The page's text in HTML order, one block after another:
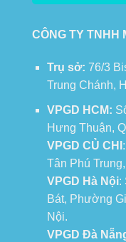
CÔNG TY TNHH
Trụ sở: 76/3
Trung Chánh,
VPGD HCM:
Hưng Thuận,
VPGD CỦ CHI
Tân Phú
VPGD Hà Nội:
Bát, Phường
Nội.
VPGD Đà